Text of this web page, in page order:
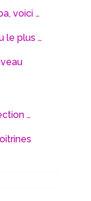
voici …
le plus …
…